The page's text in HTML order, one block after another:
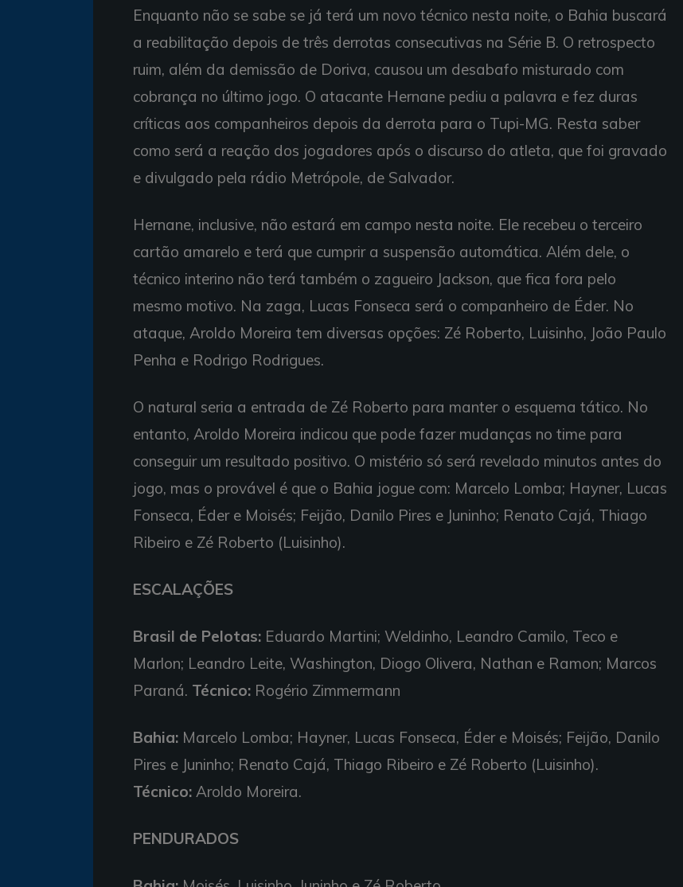
Enquanto não se sabe se já terá um novo técnico nesta noite, o Bahia buscará
a reabilitação depois de três derrotas consecutivas na Série B. O retrospecto
ruim, além da demissão de Doriva, causou um desabafo misturado com
cobrança no último jogo. O atacante Hernane pediu a palavra e fez duras
críticas aos companheiros depois da derrota para o Tupi-MG. Resta saber
como será a reação dos jogadores após o discurso do atleta, que foi gravado
e divulgado pela rádio Metrópole, de Salvador.
Hernane, inclusive, não estará em campo nesta noite. Ele recebeu o terceiro
cartão amarelo e terá que cumprir a suspensão automática. Além dele, o
técnico interino não terá também o zagueiro Jackson, que fica fora pelo
mesmo motivo. Na zaga, Lucas Fonseca será o companheiro de Éder. No
ataque, Aroldo Moreira tem diversas opções: Zé Roberto, Luisinho, João Paulo
Penha e Rodrigo Rodrigues.
O natural seria a entrada de Zé Roberto para manter o esquema tático. No
entanto, Aroldo Moreira indicou que pode fazer mudanças no time para
conseguir um resultado positivo. O mistério só será revelado minutos antes do
jogo, mas o provável é que o Bahia jogue com: Marcelo Lomba; Hayner, Lucas
Fonseca, Éder e Moisés; Feijão, Danilo Pires e Juninho; Renato Cajá, Thiago
Ribeiro e Zé Roberto (Luisinho).
ESCALAÇÕES
Brasil de Pelotas: Eduardo Martini; Weldinho, Leandro Camilo, Teco e
Marlon; Leandro Leite, Washington, Diogo Olivera, Nathan e Ramon; Marcos
Paraná. Técnico: Rogério Zimmermann
Bahia: Marcelo Lomba; Hayner, Lucas Fonseca, Éder e Moisés; Feijão, Danilo
Pires e Juninho; Renato Cajá, Thiago Ribeiro e Zé Roberto (Luisinho).
Técnico: Aroldo Moreira.
PENDURADOS